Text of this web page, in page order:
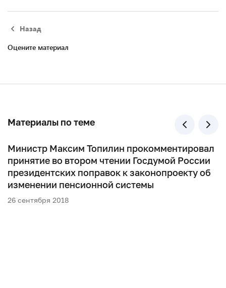
Назад
Оцените материал
Материалы по теме
Министр Максим Топилин прокомментировал
принятие во втором чтении Госдумой России
президентских поправок к законопроекту об
изменении пенсионной системы
26 сентября 2018